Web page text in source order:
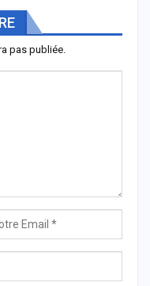
pas publiée.